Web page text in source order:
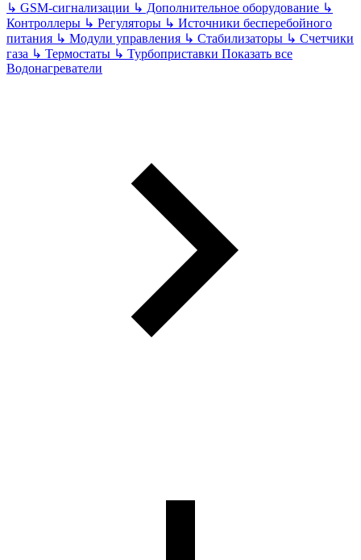
↳ GSM-сигнализации ↳ Дополнительное оборудование ↳
Контроллеры ↳ Регуляторы ↳ Источники бесперебойного
питания ↳ Модули управления ↳ Стабилизаторы ↳ Счетчики
газа ↳ Термостаты ↳ Турбоприставки Показать все
Водонагреватели